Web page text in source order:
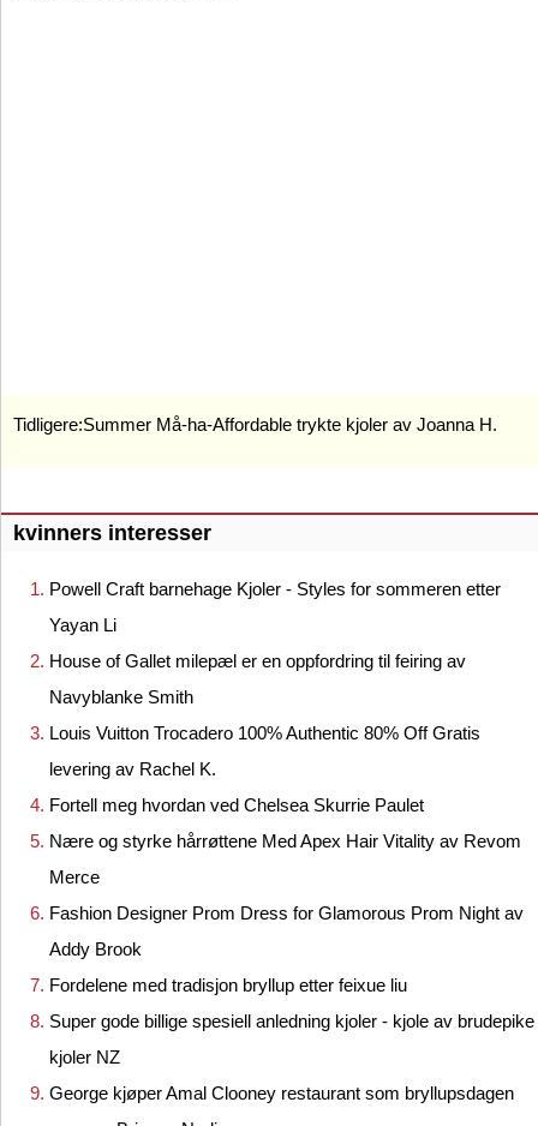
Tidligere:Summer Må-ha-Affordable trykte kjoler av Joanna H.
kvinners interesser
Powell Craft barnehage Kjoler - Styles for sommeren etter
Yayan Li
House of Gallet milepæl er en oppfordring til feiring av
Navyblanke Smith
Louis Vuitton Trocadero 100% Authentic 80% Off Gratis
levering av Rachel K.
Fortell meg hvordan ved Chelsea Skurrie Paulet
Nære og styrke hårrøttene Med Apex Hair Vitality av Revom
Merce
Fashion Designer Prom Dress for Glamorous Prom Night av
Addy Brook
Fordelene med tradisjon bryllup etter feixue liu
Super gode billige spesiell anledning kjoler - kjole av brudepike
kjoler NZ
George kjøper Amal Clooney restaurant som bryllupsdagen